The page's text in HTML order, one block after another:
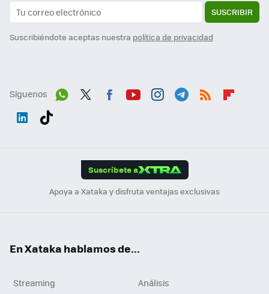
SUSCRIBIR
Suscribiéndote aceptas nuestra política de privacidad
Síguenos
Suscríbete a
Apoya a Xataka y disfruta ventajas exclusivas
En Xataka hablamos de...
Streaming
Análisis